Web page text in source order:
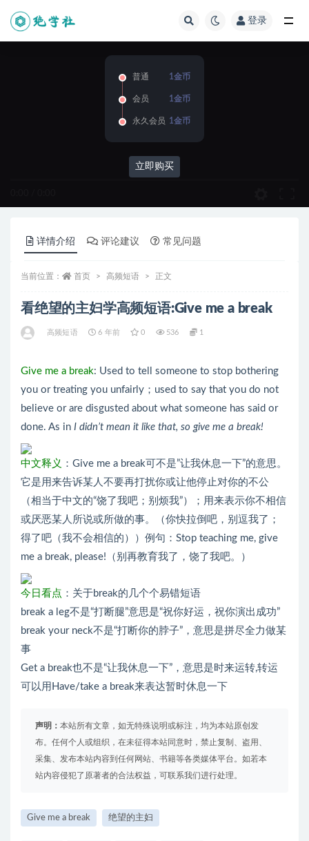
登录
普通 1金币
会员 1金币
永久会员 1金币
立即购买
详情介绍 评论建议 常见问题
当前位置： 首页 高频短语 正文
看绝望的主妇学高频短语:Give me a break
高频短语 6 年前 0 536 1
Give me a break: Used to tell someone to stop bothering
you or treating you unfairly；used to say that you do not
believe or are disgusted about what someone has said or
done. As in I didn’t mean it like that, so give me a break!
中文释义 ：Give me a break可不是”让我休息一下”的意思。
它是用来告诉某人不要再打扰你或让他停止对你的不公
（相当于中文的“饶了我吧；别烦我”）；用来表示你不相信
或厌恶某人所说或所做的事。（你快拉倒吧，别逗我了；
得了吧（我不会相信的））例句：Stop teaching me, give
me a break, please!（别再教育我了，饶了我吧。）
今日看点 ：关于break的几个个易错短语
break a leg不是“打断腿”意思是“祝你好运，祝你演出成功”
break your neck不是“打断你的脖子”，意思是拼尽全力做某
事
Get a break也不是“让我休息一下”，意思是时来运转,转运
可以用Have/take a break来表达暂时休息一下
声明： 本站所有文章，如无特殊说明或标注，均为本站原创发
布。任何个人或组织，在未征得本站同意时，禁止复制、盗用、
采集、发布本站内容到任何网站、书籍等各类媒体平台。如若本
站内容侵犯了原著者的合法权益，可联系我们进行处理。
Give me a break 绝望的主妇